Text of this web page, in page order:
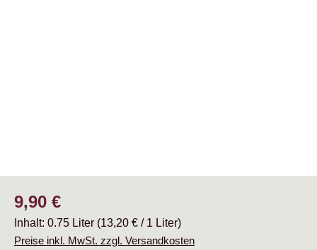
Regulärer Preis:
9,90 €
Inhalt: 0.75 Liter (13,20 € / 1 Liter)
Preise inkl. MwSt. zzgl. Versandkosten